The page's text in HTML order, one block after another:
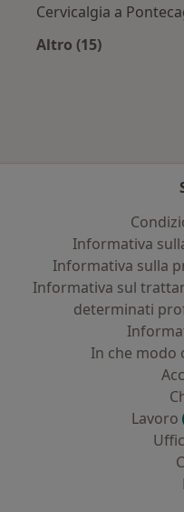
Cervicalgia a
Altro (15)
Informativa
Informativa sulla
Informativa sul
determinati
In che modo
Lavoro